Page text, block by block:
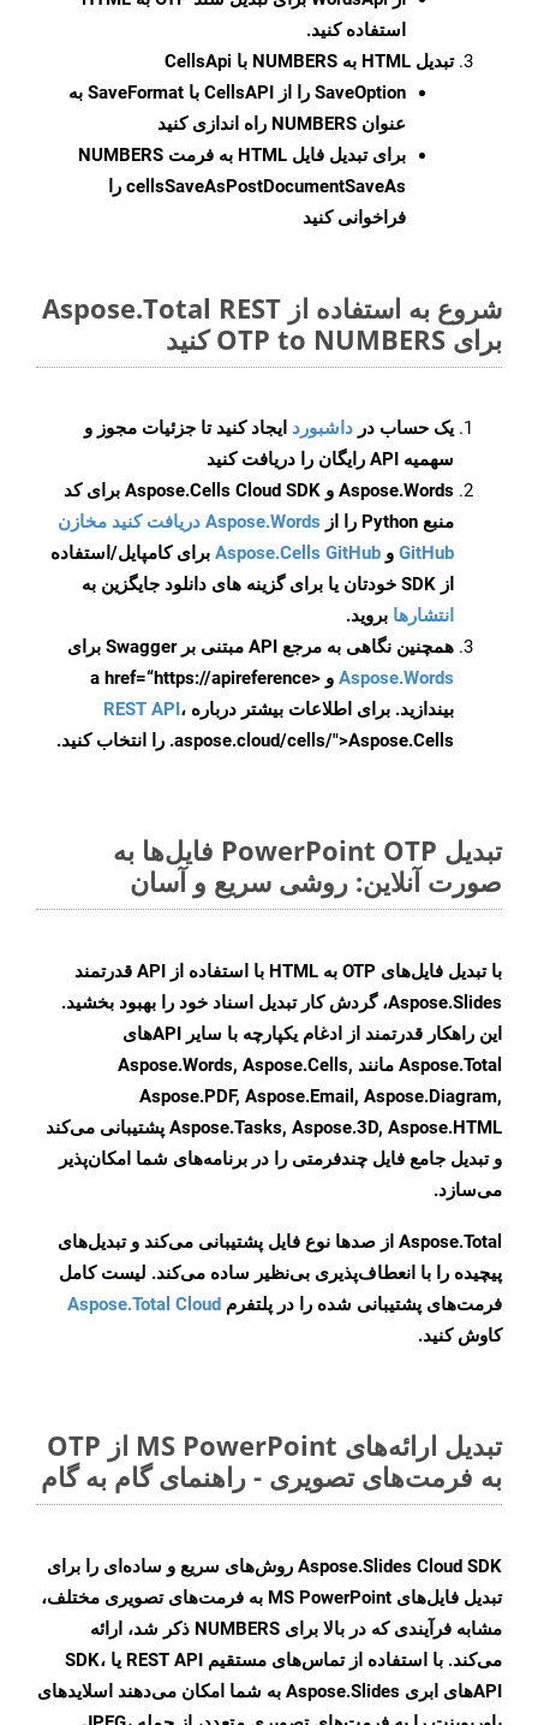
استفاده کنید.
تبدیل HTML به NUMBERS با CellsApi
SaveOption
را از CellsAPI با SaveFormat به
عنوان NUMBERS راه اندازی کنید
برای تبدیل فایل HTML به فرمت
NUMBERS
cellsSaveAsPostDocumentSaveAs را
فراخوانی کنید
شروع به استفاده از Aspose.Total REST
برای OTP to NUMBERS کنید
یک حساب در داشبورد ایجاد کنید تا جزئیات مجوز و
سهمیه API رایگان را دریافت کنید
Aspose.Words و Aspose.Cells Cloud SDK برای کد
منبع Python را از
Aspose.Words دریافت کنید مخازن
GitHub و Aspose.Cells GitHub برای کامپایل/استفاده
از SDK خودتان یا برای گزینه های دانلود جایگزین به
انتشارها بروید.
همچنین نگاهی به مرجع API مبتنی بر Swagger برای
Aspose.Words
و <a href=“https://apireference
بیندازید. برای اطلاعات بیشتر درباره REST API،
.aspose.cloud/cells/">Aspose.Cells را انتخاب کنید.
تبدیل PowerPoint OTP فایل‌ها به
صورت آنلاین: روشی سریع و آسان
با تبدیل فایل‌های OTP به HTML با استفاده از API قدرتمند
Aspose.Slides، گردش کار تبدیل اسناد خود را بهبود بخشید.
این راهکار قدرتمند از ادغام یکپارچه با سایر APIهای
Aspose.Total مانند Aspose.Words, Aspose.Cells,
Aspose.PDF, Aspose.Email, Aspose.Diagram,
Aspose.Tasks, Aspose.3D, Aspose.HTML پشتیبانی می‌کند
و تبدیل جامع فایل چندفرمتی را در برنامه‌های شما امکان‌پذیر
می‌سازد.
Aspose.Total از صدها نوع فایل پشتیبانی می‌کند و تبدیل‌های
پیچیده را با انعطاف‌پذیری بی‌نظیر ساده می‌کند. لیست کامل
فرمت‌های پشتیبانی شده را در پلتفرم Aspose.Total Cloud
کاوش کنید.
تبدیل ارائه‌های MS PowerPoint از OTP
به فرمت‌های تصویری - راهنمای گام به گام
Aspose.Slides Cloud SDK روش‌های سریع و ساده‌ای را برای
تبدیل فایل‌های MS PowerPoint به فرمت‌های تصویری مختلف،
مشابه فرآیندی که در بالا برای NUMBERS ذکر شد، ارائه
می‌کند. با استفاده از تماس‌های مستقیم REST API یا SDK،
APIهای ابری Aspose.Slides به شما امکان می‌دهند اسلایدهای